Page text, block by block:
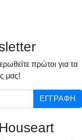
πρώτοι για τα
μας!
ΕΓΓΡΑΦΗ